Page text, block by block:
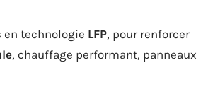
en technologie LFP, pour renforcer
, chauffage performant, panneaux